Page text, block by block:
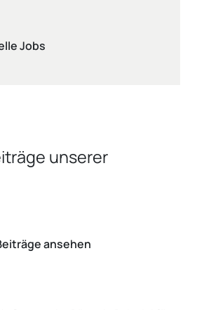
Jobs
unserer
ansehen